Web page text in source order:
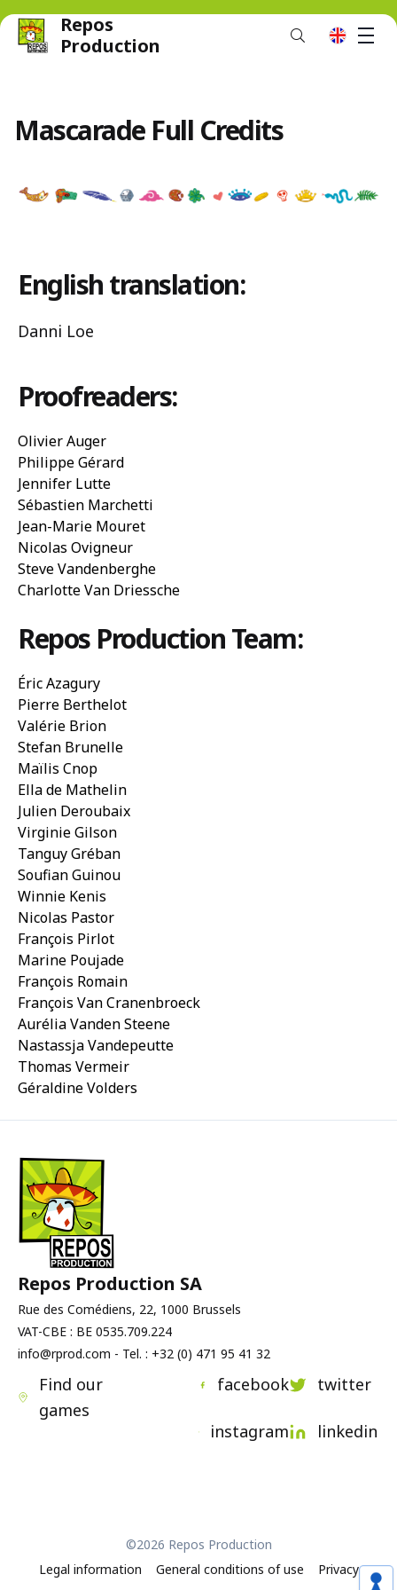
Repos
Production
en
Mascarade Full Credits
English translation:
Danni Loe
Proofreaders:
Olivier Auger
Philippe Gérard
Jennifer Lutte
Sébastien Marchetti
Jean-Marie Mouret
Nicolas Ovigneur
Steve Vandenberghe
Charlotte Van Driessche
Repos Production Team:
Éric Azagury
Pierre Berthelot
Valérie Brion
Stefan Brunelle
Maïlis Cnop
Ella de Mathelin
Julien Deroubaix
Virginie Gilson
Tanguy Gréban
Soufian Guinou
Winnie Kenis
Nicolas Pastor
François Pirlot
Marine Poujade
François Romain
François Van Cranenbroeck
Aurélia Vanden Steene
Nastassja Vandepeutte
Thomas Vermeir
Géraldine Volders
Repos Production SA
Rue des Comédiens, 22, 1000 Brussels
VAT-CBE : BE 0535.709.224
info@rprod.com - Tel. : +32 (0) 471 95 41 32
Find our
games
facebook twitter
instagram linkedin
©2026 Repos Production
Legal information
General conditions of use Privacy